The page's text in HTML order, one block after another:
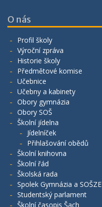
O nás
Profil školy
Výroční zpráva
Historie školy
Předmětové komise
Učebnice
Učebny a kabinety
Obory gymnázia
Obory SOŠ
Školní jídelna
Jídelníček
Přihlašování obědů
Školní knihovna
Školní řád
Školská rada
Spolek Gymnázia a SOŠZE
Studentský parlament
Školní časopis Šach